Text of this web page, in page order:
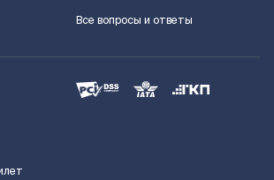
Все вопросы и ответы